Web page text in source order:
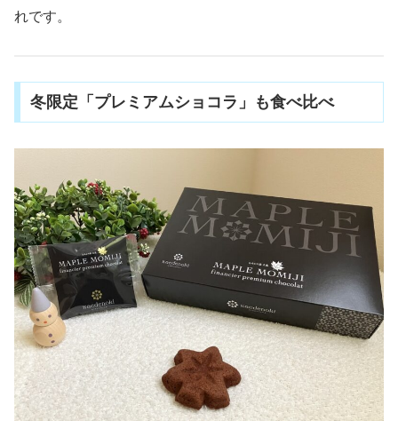
れです。
冬限定「プレミアムショコラ」も食べ比べ